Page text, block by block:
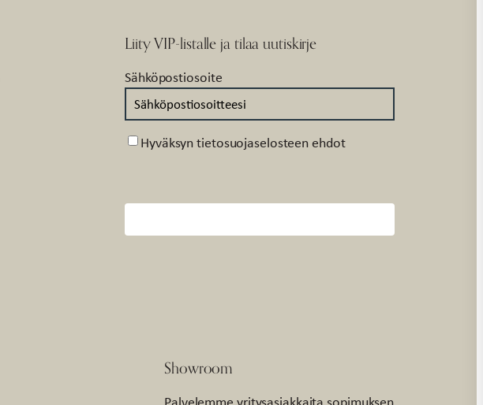
Liity VIP-listalle ja tilaa uutiskirje
Sähköpostiosoite
Suostumus
Hyväksyn tietosuojaselosteen ehdot
Showroom